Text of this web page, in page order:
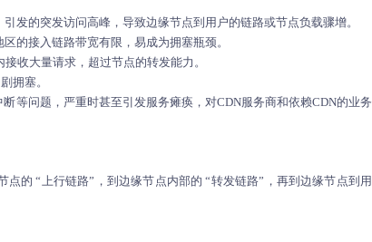
发的突发访问高峰，导致边缘节点到用户的链路或节点负载骤增。
的接入链路带宽有限，易成为拥塞瓶颈。
收大量请求，超过节点的转发能力。
拥塞。
等问题，严重时甚至引发服务瘫痪，对CDN服务商和依赖CDN的业务
的 “上行链路”，到边缘节点内部的 “转发链路”，再到边缘节点到用